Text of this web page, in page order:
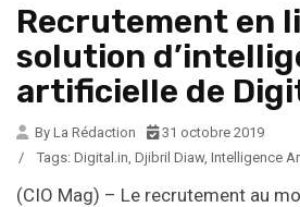
Recrutement en
solution
artificielle de
By La Rédaction
31 octobre 2019
/
Tags: Digital.in Djibril Diaw, Intelligence
(CIO Mag) – Le recrutement au